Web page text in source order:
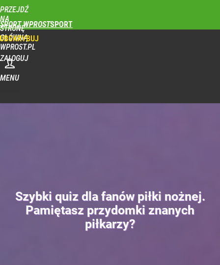
PRZEJDŹ
NA
STRONĘ
GŁÓWNĄ
WPROST.PL
SPORT WPROST
ZALOGUJ
MENU
Szybki quiz dla fanów piłki nożnej.
Pamiętasz przydomki znanych
piłkarzy?